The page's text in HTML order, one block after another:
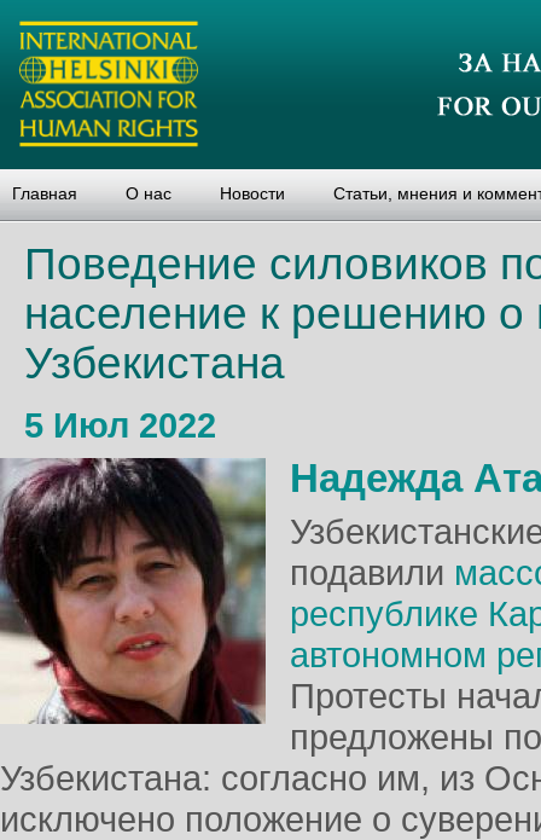
Главная О нас Новости Статьи, мнения и
Поведение силовиков
население к решению о
Узбекистана
5 Июл 2022
Надежда
подавили
республике
автономном
Протесты
предложены
Узбекистана: согласно им, из
исключено положение о